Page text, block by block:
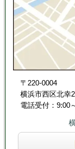
〒220-0004
横浜市西区北幸
電話受付：9:00